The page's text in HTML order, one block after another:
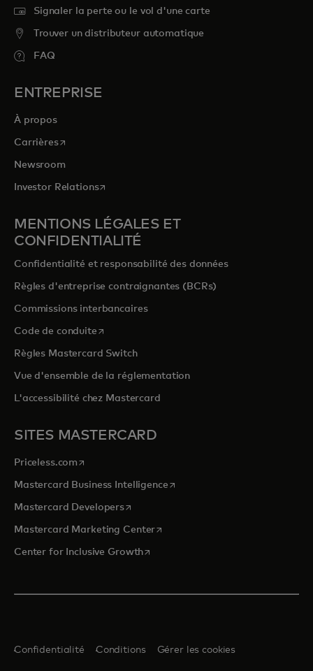
Signaler la perte ou le vol d'une carte
Trouver un distributeur automatique
FAQ
ENTREPRISE
À propos
Carrièress’ouvre dans un nouvel onglet
Newsroom
Investor Relationss’ouvre dans un nouvel onglet
MENTIONS LÉGALES ET
CONFIDENTIALITÉ
Confidentialité et responsabilité des données
Règles d'entreprise contraignantes (BCRs)
Commissions interbancaires
Code de conduites’ouvre dans un nouvel onglet
Règles Mastercard Switch
Vue d'ensemble de la réglementation
L'accessibilité chez Mastercard
SITES MASTERCARD
Priceless.com s’ouvre dans un nouvel onglet
Mastercard Business Intelligences’ouvre dans un nouvel onglet
Mastercard Developerss’ouvre dans un nouvel onglet
Mastercard Marketing Centers’ouvre dans un nouvel onglet
Center for Inclusive Growths’ouvre dans un nouvel onglet
Confidentialité Conditions Gérer les cookies